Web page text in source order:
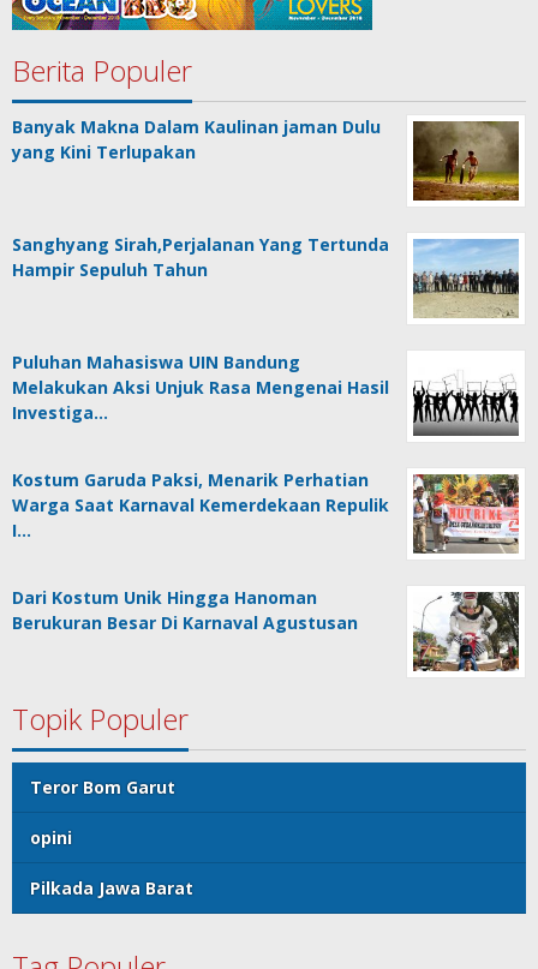
Berita Populer
Banyak Makna Dalam Kaulinan jaman Dulu
yang Kini Terlupakan
Sanghyang Sirah,Perjalanan Yang Tertunda
Hampir Sepuluh Tahun
Puluhan Mahasiswa UIN Bandung
Melakukan Aksi Unjuk Rasa Mengenai Hasil
Investiga…
Kostum Garuda Paksi, Menarik Perhatian
Warga Saat Karnaval Kemerdekaan Repulik
I…
Dari Kostum Unik Hingga Hanoman
Berukuran Besar Di Karnaval Agustusan
Topik Populer
Teror Bom Garut
opini
Pilkada Jawa Barat